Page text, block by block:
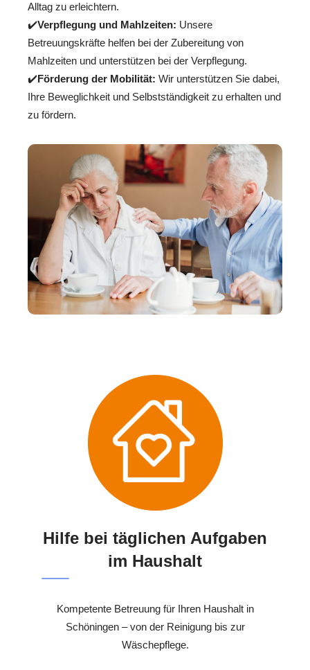
Alltag zu erleichtern.
✔️Verpflegung und Mahlzeiten: Unsere
Betreuungskräfte helfen bei der Zubereitung von
Mahlzeiten und unterstützen bei der Verpflegung.
✔️Förderung der Mobilität: Wir unterstützen Sie dabei,
Ihre Beweglichkeit und Selbstständigkeit zu erhalten und
zu fördern.
Hilfe bei täglichen Aufgaben
im Haushalt
Kompetente Betreuung für Ihren Haushalt in
Schöningen – von der Reinigung bis zur
Wäschepflege.